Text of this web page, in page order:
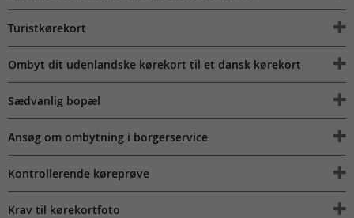
Turistkørekort
Ombyt dit udenlandske kørekort til et dansk kørekort
Sædvanlig bopæl
Ansøg om ombytning i borgerservice
Kontrollerende køreprøve
Krav til kørekortfoto